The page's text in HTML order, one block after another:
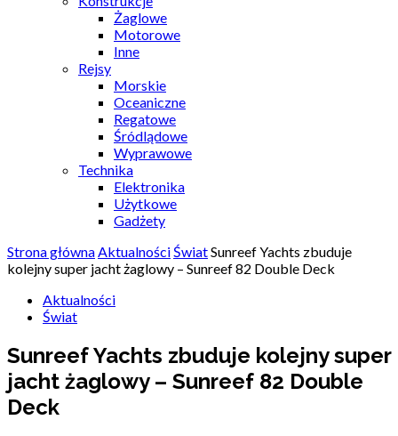
Żaglowe
Motorowe
Inne
Rejsy
Morskie
Oceaniczne
Regatowe
Śródlądowe
Wyprawowe
Technika
Elektronika
Użytkowe
Gadżety
Strona głównaAktualnościŚwiatSunreef Yachts zbuduje
kolejny super jacht żaglowy – Sunreef 82 Double Deck
Aktualności
Świat
Sunreef Yachts zbuduje kolejny super
jacht żaglowy – Sunreef 82 Double
Deck